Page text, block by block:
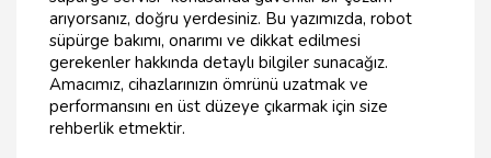
arıyorsanız, doğru yerdesiniz. Bu yazımızda, robot
süpürge bakımı, onarımı ve dikkat edilmesi
gerekenler hakkında detaylı bilgiler sunacağız.
Amacımız, cihazlarınızın ömrünü uzatmak ve
performansını en üst düzeye çıkarmak için size
rehberlik etmektir.